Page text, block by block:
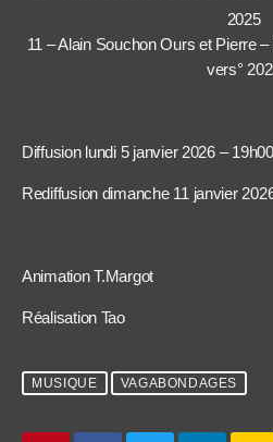
2025
11 – Alain Souchon Ours et Pierre
vers°
Diffusion lundi 5 janvier 2026 – 19h00
Rediffusion dimanche 11 janvier
Animation T.Margot
Réalisation Tao
MUSIQUE VAGABONDAGES